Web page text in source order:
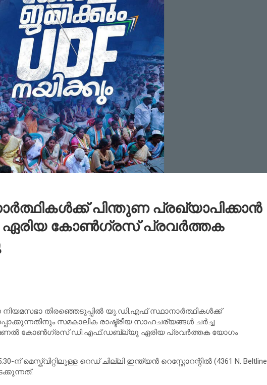
പിന്തുണ പ്രഖ്യാപിക്കാൻ
കോൺഗ്രസ് പ്രവർത്തക
നിയമസഭാ തിരഞ്ഞെടുപ്പിൽ യു.ഡി.എഫ് സ്ഥാനാർത്ഥികൾക്ക്
സമകാലിക രാഷ്ട്രീയ സാഹചര്യങ്ങൾ ചർച്ച
കോൺഗ്രസ് ഡി.എഫ്.ഡബ്ല്യു ഏരിയ പ്രവർത്തക യോഗം
ന് മെസ്ക്വിറ്റിലുള്ള റെഡ് ചില്ലി ഇന്ത്യൻ റെസ്റ്റോറന്റിൽ (4361 N. Beltline